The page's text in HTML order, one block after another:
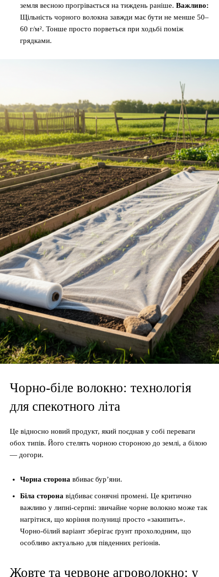
земля весною прогрівається на тиждень раніше. Важливо:
Щільність чорного волокна завжди має бути не менше 50–
60 г/м². Тонше просто порветься при ходьбі поміж
грядками.
Чорно-біле волокно: технологія
для спекотного літа
Це відносно новий продукт, який поєднав у собі переваги
обох типів. Його стелять чорною стороною до землі, а білою
— догори.
Чорна сторона вбиває бур’яни.
Біла сторона відбиває сонячні промені. Це критично
важливо у липні-серпні: звичайне чорне волокно може так
нагрітися, що коріння полуниці просто «закипить».
Чорно-білий варіант зберігає ґрунт прохолодним, що
особливо актуально для південних регіонів.
Жовте та червоне агроволокно: у